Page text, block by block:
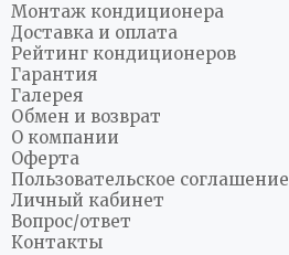
Монтаж кондиционера
Доставка и оплата
Рейтинг кондиционеров
Гарантия
Галерея
Обмен и возврат
О компании
Оферта
Пользовательское соглашение
Личный кабинет
Вопрос/ответ
Контакты